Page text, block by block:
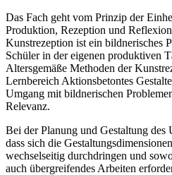
Das Fach geht vom Prinzip der
Produktion, Rezeption und
Kunstrezeption ist ein bildnerisches
Schüler in der eigenen produktiven
Altersgemäße Methoden der
Lernbereich Aktionsbetontes
Umgang mit bildnerischen
Relevanz.
Bei der Planung und Gestaltung des
dass sich die
wechselseitig durchdringen und
auch übergreifendes Arbeiten